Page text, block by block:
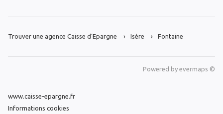
Trouver une agence Caisse d’Epargne Isère Fontaine
Powered by evermaps ©
www.caisse-epargne.fr
Informations cookies